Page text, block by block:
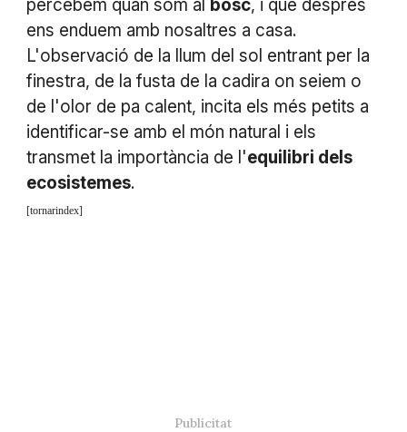
percebem quan som al bosc, i que després
ens enduem amb nosaltres a casa.
L'observació de la llum del sol entrant per la
finestra, de la fusta de la cadira on seiem o
de l'olor de pa calent, incita els més petits a
identificar-se amb el món natural i els
transmet la importància de l'equilibri dels
ecosistemes.
[tornarindex]